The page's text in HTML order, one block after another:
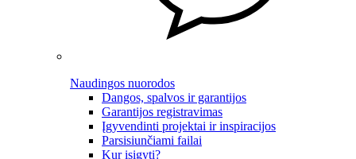
Naudingos nuorodos
Dangos, spalvos ir garantijos
Garantijos registravimas
Įgyvendinti projektai ir inspiracijos
Parsisiunčiami failai
Kur įsigyti?